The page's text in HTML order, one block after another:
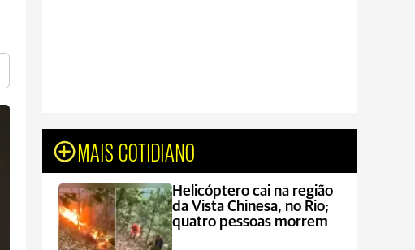
MAIS COTIDIANO
Helicóptero cai na região
da Vista Chinesa, no Rio;
quatro pessoas morrem